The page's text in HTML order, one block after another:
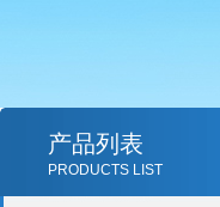
产品列表
PRODUCTS LIST